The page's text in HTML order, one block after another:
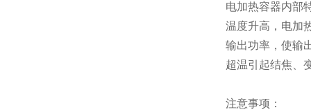
电加热容器内部
温度升高，电加
输出功率，使输
超温引起结焦、
注意事项：